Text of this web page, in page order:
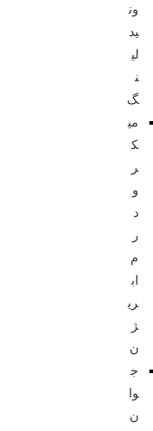
ون
ید
لی
ن
گ
می
ک
ر
و
د
ر
م
اب
ری
ژ
ن
ج
وا
ن‌